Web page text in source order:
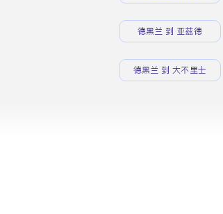
德黑兰 到 亚兹德
德黑兰 到 大不里士